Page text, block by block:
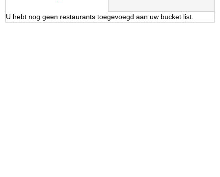
U hebt nog geen restaurants toegevoegd aan uw bucket list.